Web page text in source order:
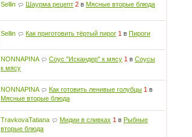
Sellin Шаурма рецепт 2 вМясные вторые блюда
Sellin Как приготовить тёртый пирог 1 вПироги
NONNAPINA Соус "Искандер" к мясу 1 вСоусы
к мясу
NONNAPINA Как готовить ленивые голубцы 1 в
Мясные вторые блюда
TravkovaTatiana Мидии в сливках 1 вРыбные
вторые блюда